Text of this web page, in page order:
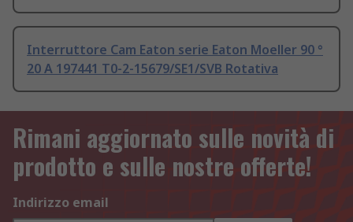
Interruttore Cam Eaton serie Eaton Moeller 90 °
20 A 197441 T0-2-15679/SE1/SVB Rotativa
Rimani aggiornato sulle novità di
prodotto e sulle nostre offerte!
Indirizzo email